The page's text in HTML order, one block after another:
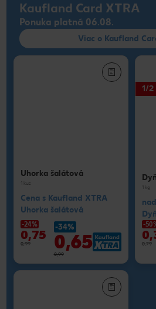
Kaufland Card XTRA
Ponuka platná 06.08.
Viac o Kaufland
Uhorka šalátová
1 kus
Cena s Kaufland XTRA
Uhorka šalátová
-24%
0,75
0,99
-34%
0,65
0,99
1/2
1 kg
-
0,79